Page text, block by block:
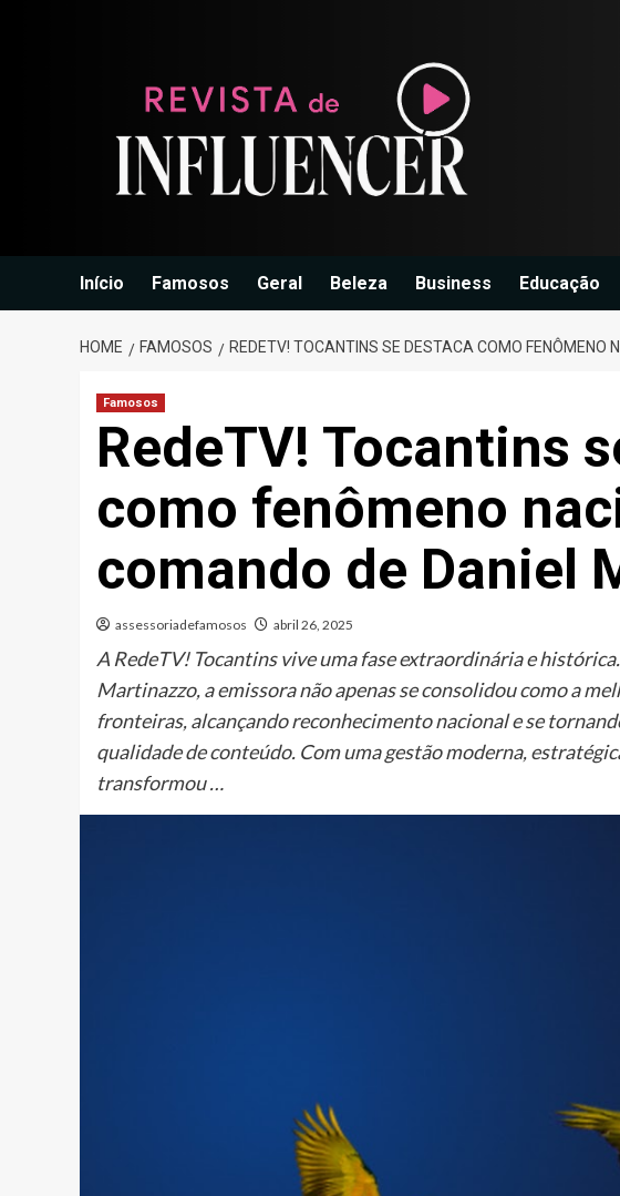
Início Famosos Geral Beleza Business Educação
HOME FAMOSOS REDETV! TOCANTINS SE DESTACA COMO FENÔMENO
Famosos
RedeTV! Tocantins
como fenômeno
comando de Daniel
assessoriadefamosos abril 26, 2025
A RedeTV! Tocantins vive uma fase extraordinária e
Martinazzo, a emissora não apenas se consolidou como a
fronteiras, alcançando reconhecimento nacional e se
qualidade de conteúdo. Com uma gestão moderna,
transformou …